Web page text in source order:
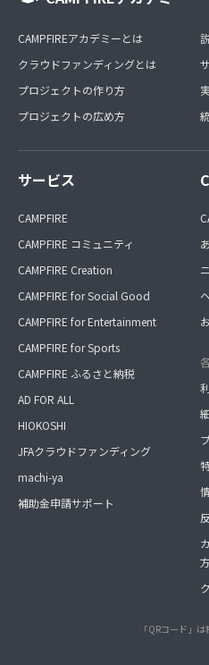
CAMPFIREアカデミーとは
クラウドファンディングとは
プロジェクトの作り方
プロジェクトの広め方
サービス
CAMPFIRE
CAMPFIRE コミュニティ
CAMPFIRE Creation
CAMPFIRE for Social Good
CAMPFIRE for Entertainment
CAMPFIRE for Sports
CAMPFIRE ふるさと納税
AD FOR ALL
HIOKOSHI
JFAクラウドファンディング
machi-ya
補助金申請サポート
「QRコード」